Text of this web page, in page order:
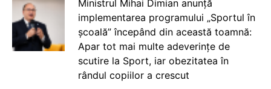
Ministrul Mihai Dimian anunță
implementarea programului „Sportul în
școală” începând din această toamnă:
Apar tot mai multe adeverințe de
scutire la Sport, iar obezitatea în
rândul copiilor a crescut